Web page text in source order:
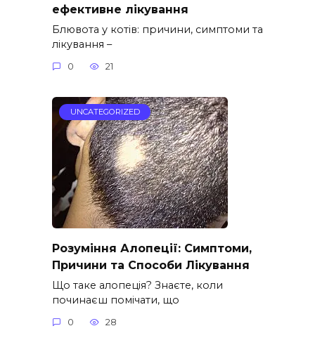
ефективне лікування
Блювота у котів: причини, симптоми та
лікування –
0 21
UNCATEGORIZED
Розуміння Алопеції: Симптоми,
Причини та Способи Лікування
Що таке алопеція? Знаєте, коли
починаєш помічати, що
0 28